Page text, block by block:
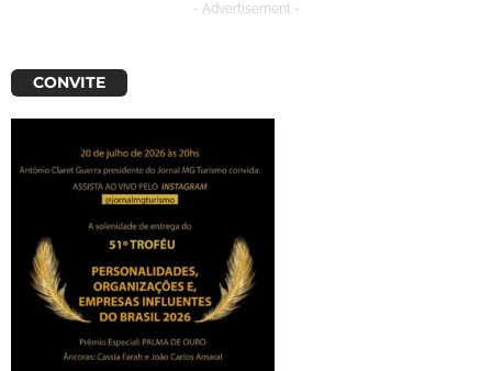
- Advertisement -
CONVITE